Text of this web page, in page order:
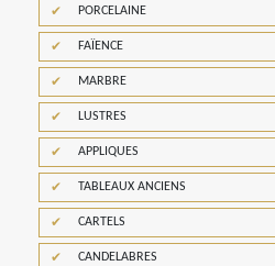
PORCELAINE
FAÏENCE
MARBRE
LUSTRES
APPLIQUES
TABLEAUX ANCIENS
CARTELS
CANDELABRES